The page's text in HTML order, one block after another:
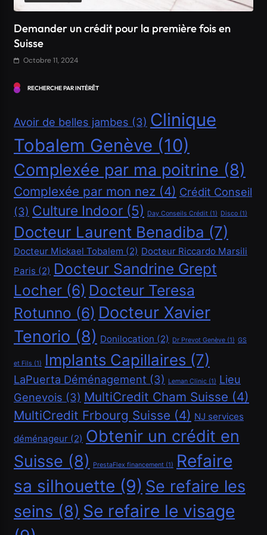
Comment obtenir un crédit Bancaire en Suisse ?
Octobre 11, 2024
Financement
Demander un crédit de 20000 CHF
Octobre 11, 2024
Financement
Demander un crédit de 40000 CHF
Octobre 11, 2024
RECHERCHE PAR INTÉRÊT
Avoir de belles jambes (3) Clinique
Tobalem Genève (10)
Complexée par ma poitrine (8)
Complexée par mon nez (4) Crédit Conseil
(3) Culture Indoor (5) Day Conseils Crédit (1) Disco (1)
Docteur Laurent Benadiba (7)
Docteur Mickael Tobalem (2) Docteur Riccardo Marsili
Paris (2) Docteur Sandrine Grept
Locher (6) Docteur Teresa
Rotunno (6) Docteur Xavier
Tenorio (8) Donilocation (2) Dr Prevot Genève (1) GS
et Fils (1) Implants Capillaires (7)
LaPuerta Déménagement (3) Leman Clinic (1) Lieu
Genevois (3) MultiCredit Cham Suisse (4)
MultiCredit Frbourg Suisse (4) NJ services
déménageur (2) Obtenir un crédit en
Suisse (8) PrestaFlex financement (1)
Refaire
sa silhouette (9) Se refaire les
seins (8) Se refaire le visage